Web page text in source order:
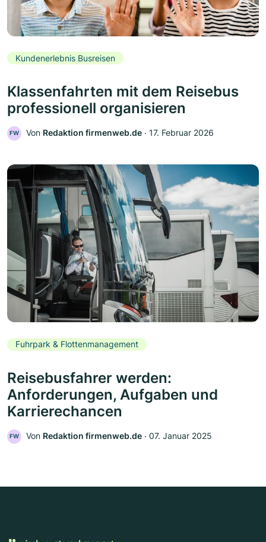
Kundenerlebnis Busreisen
Klassenfahrten mit dem Reisebus
professionell organisieren
FW Von Redaktion firmenweb.de ‧ 17. Februar 2026
Fuhrpark & Flottenmanagement
Reisebusfahrer werden:
Anforderungen, Aufgaben und
Karrierechancen
FW Von Redaktion firmenweb.de ‧ 07. Januar 2025